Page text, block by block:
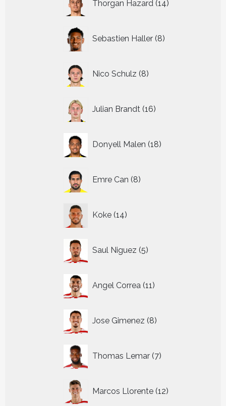
Thorgan Hazard 14
producten
Sebastien Haller 8
producten
Nico Schulz 8
producten
Julian Brandt 16
producten
Donyell Malen 18
producten
Emre Can 8
producten
Koke 14
producten
Saul Niguez 5
producten
Angel Correa 11
producten
Jose Gimenez 8
producten
Thomas Lemar 7
producten
Marcos Llorente 12
producten